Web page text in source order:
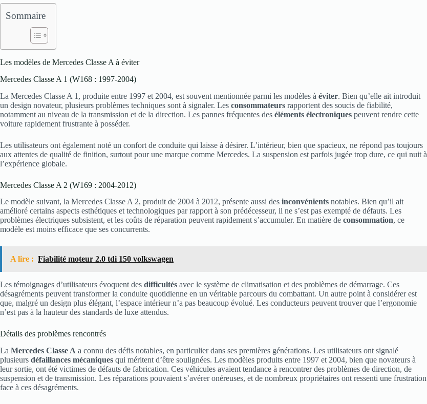
Sommaire
Les modèles de Mercedes Classe A à éviter
Mercedes Classe A 1 (W168 : 1997-2004)
La Mercedes Classe A 1, produite entre 1997 et 2004, est souvent mentionnée parmi les modèles à éviter. Bien qu’elle ait introduit
un design novateur, plusieurs problèmes techniques sont à signaler. Les consommateurs rapportent des soucis de fiabilité,
notamment au niveau de la transmission et de la direction. Les pannes fréquentes des éléments électroniques peuvent rendre cette
voiture rapidement frustrante à posséder.
Les utilisateurs ont également noté un confort de conduite qui laisse à désirer. L’intérieur, bien que spacieux, ne répond pas toujours
aux attentes de qualité de finition, surtout pour une marque comme Mercedes. La suspension est parfois jugée trop dure, ce qui nuit à
l’expérience globale.
Mercedes Classe A 2 (W169 : 2004-2012)
Le modèle suivant, la Mercedes Classe A 2, produit de 2004 à 2012, présente aussi des inconvénients notables. Bien qu’il ait
amélioré certains aspects esthétiques et technologiques par rapport à son prédécesseur, il ne s’est pas exempté de défauts. Les
problèmes électriques subsistent, et les coûts de réparation peuvent rapidement s’accumuler. En matière de consommation, ce
modèle est moins efficace que ses concurrents.
A lire : Fiabilité moteur 2.0 tdi 150 volkswagen
Les témoignages d’utilisateurs évoquent des difficultés avec le système de climatisation et des problèmes de démarrage. Ces
désagréments peuvent transformer la conduite quotidienne en un véritable parcours du combattant. Un autre point à considérer est
que, malgré un design plus élégant, l’espace intérieur n’a pas beaucoup évolué. Les conducteurs peuvent trouver que l’ergonomie
n’est pas à la hauteur des standards de luxe attendus.
Détails des problèmes rencontrés
La Mercedes Classe A a connu des défis notables, en particulier dans ses premières générations. Les utilisateurs ont signalé
plusieurs défaillances mécaniques qui méritent d’être soulignées. Les modèles produits entre 1997 et 2004, bien que novateurs à
leur sortie, ont été victimes de défauts de fabrication. Ces véhicules avaient tendance à rencontrer des problèmes de direction, de
suspension et de transmission. Les réparations pouvaient s’avérer onéreuses, et de nombreux propriétaires ont ressenti une frustration
face à ces désagréments.